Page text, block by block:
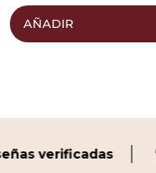
AÑADIR
verificadas